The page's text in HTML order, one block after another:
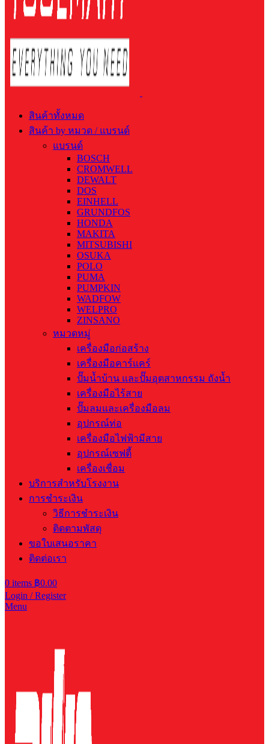
สินค้าทั้งหมด
สินค้า by หมวด / แบรนด์
แบรนด์
BOSCH
CROMWELL
DEWALT
DOS
EINHELL
GRUNDFOS
HONDA
MAKITA
MITSUBISHI
OSUKA
POLO
PUMA
PUMPKIN
WADFOW
WELPRO
ZINSANO
หมวดหมู่
เครื่องมือก่อสร้าง
เครื่องมือคาร์แคร์
ปั๊มน้ำบ้าน และปั๊มอุตสาหกรรม ถังน้ำ
เครื่องมือไร้สาย
ปั๊มลมและเครื่องมือลม
อุปกรณ์ท่อ
เครื่องมือไฟฟ้ามีสาย
อุปกรณ์เซฟตี้
เครื่องเชื่อม
บริการสำหรับโรงงาน
การชำระเงิน
วิธีการชำระเงิน
ติดตามพัสดุ
ขอใบเสนอราคา
ติดต่อเรา
0 items ฿0.00
Login / Register
Menu